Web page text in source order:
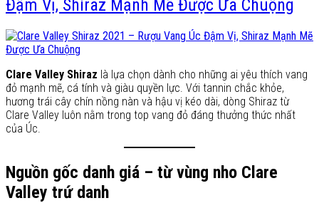
Đậm Vị, Shiraz Mạnh Mẽ Được Ưa Chuộng
Clare Valley Shiraz là lựa chọn dành cho những ai yêu thích vang
đỏ mạnh mẽ, cá tính và giàu quyền lực. Với tannin chắc khỏe,
hương trái cây chín nồng nàn và hậu vị kéo dài, dòng Shiraz từ
Clare Valley luôn nằm trong top vang đỏ đáng thưởng thức nhất
của Úc.
Nguồn gốc danh giá – từ vùng nho Clare
Valley trứ danh